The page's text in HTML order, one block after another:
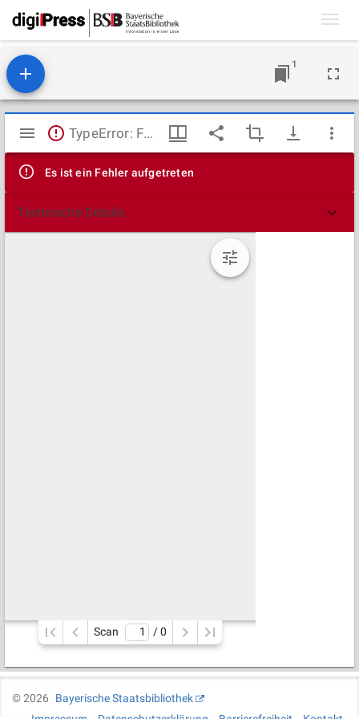
1
Mirador
Viewer
TypeError: Failed to fetch
Es ist ein Fehler aufgetreten
Technische Details
Scan / 0
©2026
Bayerische Staatsbibliothek